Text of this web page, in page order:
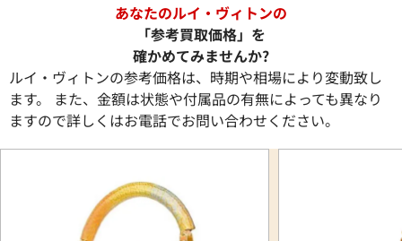
あなたのルイ・ヴィトンの
「参考買取価格」を
確かめてみませんか?
ルイ・ヴィトンの参考価格は、時期や相場により変動致し
ます。 また、金額は状態や付属品の有無によっても異なり
ますので詳しくはお電話でお問い合わせください。